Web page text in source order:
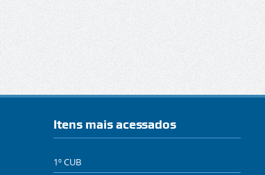
Itens mais acessados
1º CUB